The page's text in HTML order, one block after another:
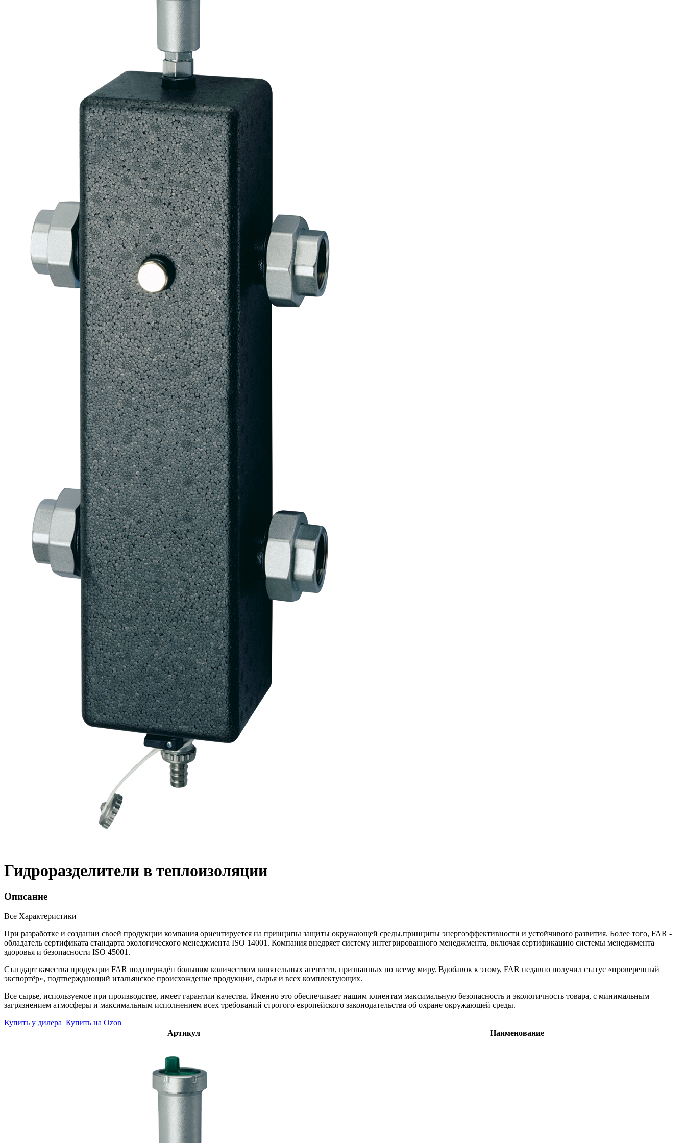
Гидроразделители в теплоизоляции
Описание
Все Характеристики
При разработке и создании своей продукции компания ориентируется на принципы защиты окружающей среды,принципы энергоэффективности и устойчивого развития. Более того, FAR -
обладатель сертификата стандарта экологического менеджмента ISO 14001. Компания внедряет систему интегрированного менеджмента, включая сертификацию системы менеджмента
здоровья и безопасности ISO 45001.
Стандарт качества продукции FAR подтверждён большим количеством влиятельных агентств, признанных по всему миру. Вдобавок к этому, FAR недавно получил статус «проверенный
экспортёр», подтверждающий итальянское происхождение продукции, сырья и всех комплектующих.
Все сырье, используемое при производстве, имеет гарантии качества. Именно это обеспечивает нашим клиентам максимальную безопасность и экологичность товара, с минимальным
загрязнением атмосферы и максимальным исполнением всех требований строгого европейского законодательства об охране окружающей среды.
Купить у дилера Купить на Ozon
Артикул
Наименование